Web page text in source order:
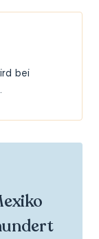
bei